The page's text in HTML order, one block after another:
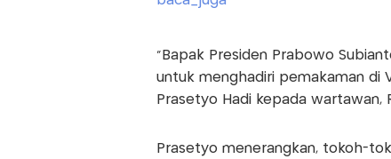
“Bapak Presiden Prabowo
untuk menghadiri pemakaman di
Prasetyo Hadi kepada wartawan,
Prasetyo menerangkan, tokoh-